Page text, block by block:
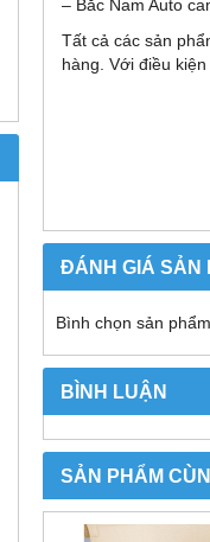
MÔ TƠ COMPA LÊN
– Bắc Nam Auto
Tất cả các sản
hàng. Với điều
ĐÁNH GIÁ SẢN
Bình chọn sản
BÌNH LUẬN
SẢN PHẨM